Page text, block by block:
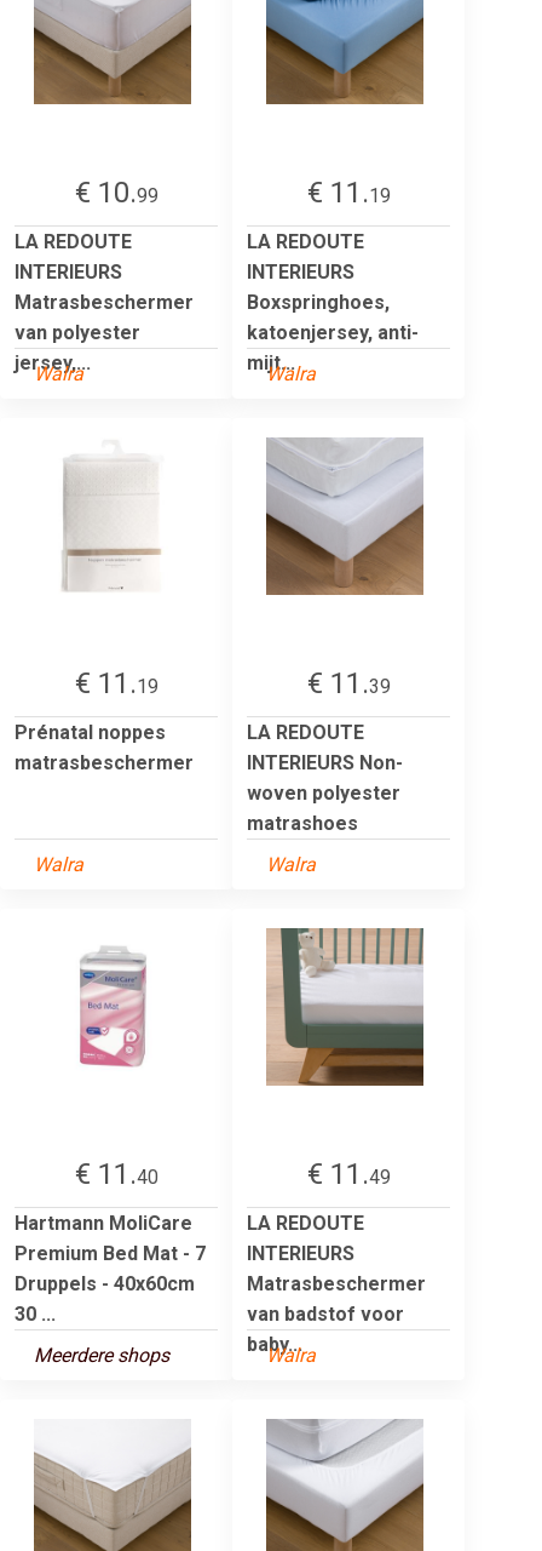
€ 10.99
LA REDOUTE
INTERIEURS
Matrasbeschermer
van polyester
jersey,...
Walra
€ 11.19
LA REDOUTE
INTERIEURS
Boxspringhoes,
katoenjersey, anti-
mijt...
Walra
€ 11.19
Prénatal noppes
matrasbeschermer
Walra
€ 11.39
LA REDOUTE
INTERIEURS Non-
woven polyester
matrashoes
Walra
€ 11.40
Hartmann MoliCare
Premium Bed Mat - 7
Druppels - 40x60cm
30 ...
Meerdere shops
€ 11.49
LA REDOUTE
INTERIEURS
Matrasbeschermer
van badstof voor
baby...
Walra